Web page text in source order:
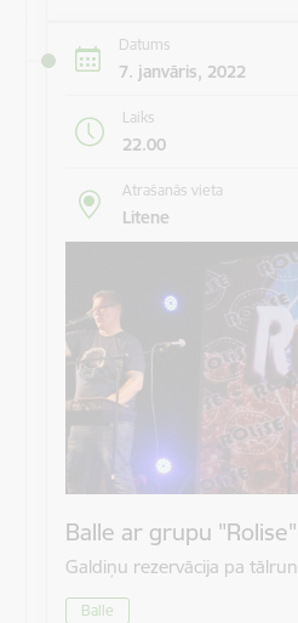
Datums
7. janvāris, 2022
Laiks
22.00
Atrašanās vieta
Litene
Balle ar grupu "Rolise"
Galdiņu rezervācija pa
Balle